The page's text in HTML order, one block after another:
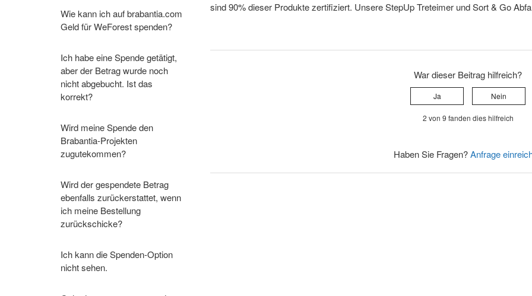
Wie kann ich auf brabantia.com
Geld für WeForest spenden?
Ich habe eine Spende getätigt,
aber der Betrag wurde noch
nicht abgebucht. Ist das
korrekt?
Wird meine Spende den
Brabantia-Projekten
zugutekommen?
Wird der gespendete Betrag
ebenfalls zurückerstattet, wenn
ich meine Bestellung
zurückschicke?
Ich kann die Spenden-Option
nicht sehen.
sind 90% dieser Produkte zertifiziert. Unsere StepUp Treteimer und Sort & Go
War dieser Beitrag hilfreich?
Ja Nein
2 von 9 fanden dies hilfreich
Haben Sie Fragen?Anfrage